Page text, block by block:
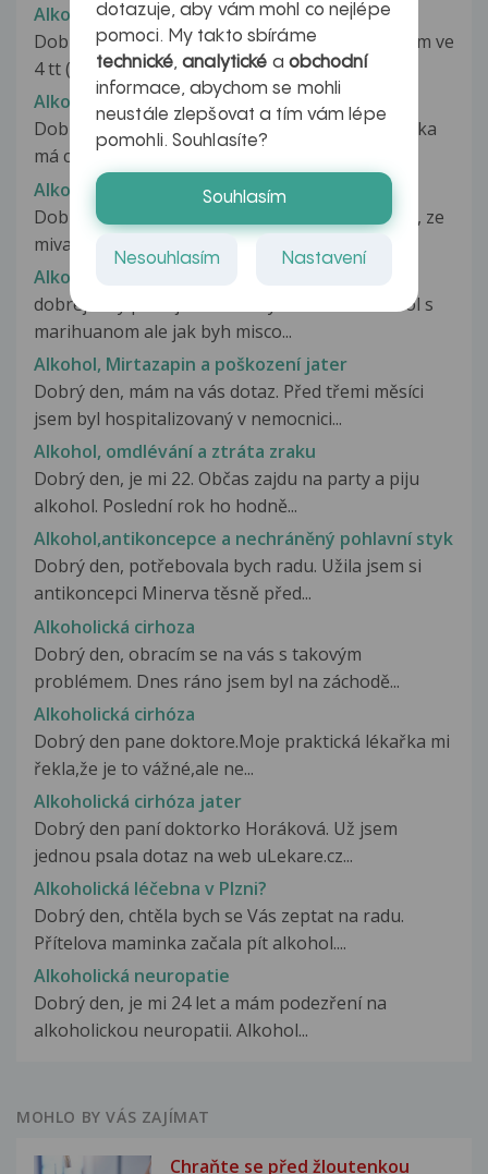
Alkohol v těhotenství
Dobrý den, jsem těhotná, ale podle výpočtů jsem ve
4 tt (3+3 lékařské označení)...
Alkohol, cirhóza a transplantace jater
Dobrý den měl bych prosim jeden dotaz maminka
má cirhozu jater z nadměrné konzumace...
Alkohol, játra
Dobry den, na plicnim mi delali v ramci odbocky, ze
mivam casto zanet nosohltanu...
Alkohol, marihuana
dobrej tady piotr ja sem nemyslel mihat alkohol s
marihuanom ale jak byh misco...
Alkohol, Mirtazapin a poškození jater
Dobrý den, mám na vás dotaz. Před třemi měsíci
jsem byl hospitalizovaný v nemocnici...
Alkohol, omdlévání a ztráta zraku
Dobrý den, je mi 22. Občas zajdu na party a piju
alkohol. Poslední rok ho hodně...
Alkohol,antikoncepce a nechráněný pohlavní styk
Dobrý den, potřebovala bych radu. Užila jsem si
antikoncepci Minerva těsně před...
Alkoholická cirhoza
Dobrý den, obracím se na vás s takovým
problémem. Dnes ráno jsem byl na záchodě...
Alkoholická cirhóza
Dobrý den pane doktore.Moje praktická lékařka mi
řekla,že je to vážné,ale ne...
Alkoholická cirhóza jater
Dobrý den paní doktorko Horáková. Už jsem
jednou psala dotaz na web uLekare.cz...
Alkoholická léčebna v Plzni?
Dobrý den, chtěla bych se Vás zeptat na radu.
Přítelova maminka začala pít alkohol....
Alkoholická neuropatie
Dobrý den, je mi 24 let a mám podezření na
alkoholickou neuropatii. Alkohol...
MOHLO BY VÁS ZAJÍMAT
Chraňte se před žloutenkou
dotazuje, aby vám mohl co nejlépe
pomoci. My takto sbíráme
technické,analytické a obchodní
informace, abychom se mohli
neustále zlepšovat a tím vám lépe
pomohli. Souhlasíte?
Souhlasím
Nesouhlasím Nastavení